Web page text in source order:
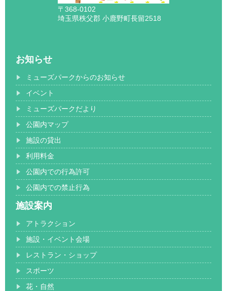
〒368-0102
埼玉県秩父郡 小鹿野町長留2518
お知らせ
ミューズパークからのお知らせ
イベント
ミューズパークだより
公園内マップ
施設の貸出
利用料金
公園内での行為許可
公園内での禁止行為
施設案内
アトラクション
施設・イベント会場
レストラン・ショップ
スポーツ
花・自然